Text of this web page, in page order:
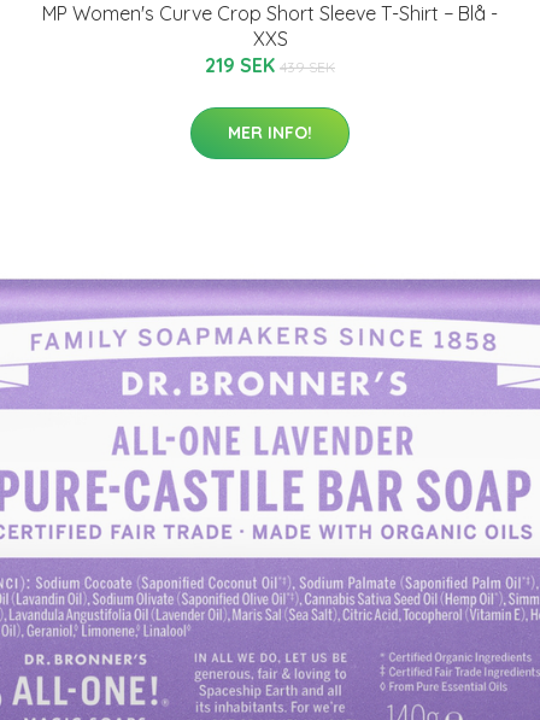
MP Women's Curve Crop Short Sleeve T-Shirt − Blå -
XXS
219 SEK 439 SEK
MER INFO!